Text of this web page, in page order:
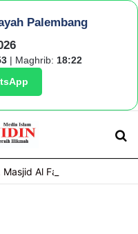
Palembang
| Maghrib: 18:22